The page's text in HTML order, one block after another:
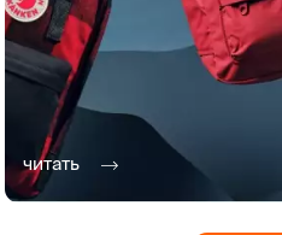
читать